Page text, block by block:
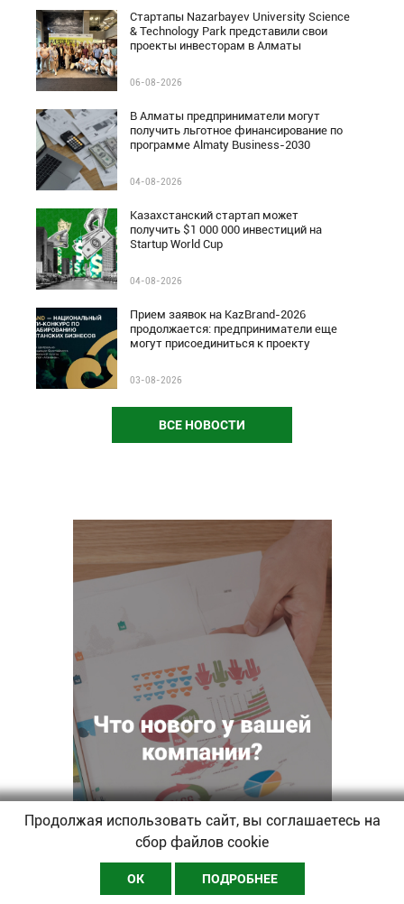
Стартапы Nazarbayev University Science
& Technology Park представили свои
проекты инвесторам в Алматы
06-08-2026
В Алматы предприниматели могут
получить льготное финансирование по
программе Almaty Business-2030
04-08-2026
Казахстанский стартап может
получить $1 000 000 инвестиций на
Startup World Cup
04-08-2026
Прием заявок на KazBrand-2026
продолжается: предприниматели еще
могут присоединиться к проекту
03-08-2026
ВСЕ НОВОСТИ
Продолжая использовать сайт, вы соглашаетесь на
сбор файлов cookie
ОК ПОДРОБНЕЕ